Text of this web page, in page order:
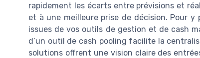
rapidement les écarts entre prévisions et
et à une meilleure prise de décision. Pour y
issues de vos outils de gestion et de cash
d’un outil de cash pooling facilite la
solutions offrent une vision claire des